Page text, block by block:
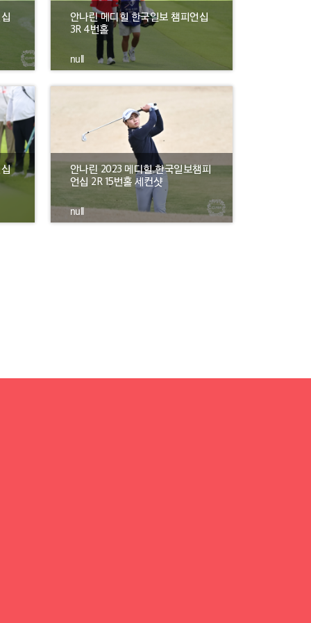
안나린 메디힐 한국일보 챔피언십
3R 4번홀
null
안나린 2023 메디힐.한국일보챔피
언십 2R 15번홀 세컨샷
null